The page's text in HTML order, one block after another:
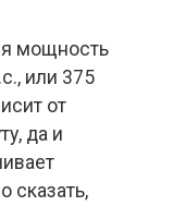
мощность
или 375
от
да и
сказать,